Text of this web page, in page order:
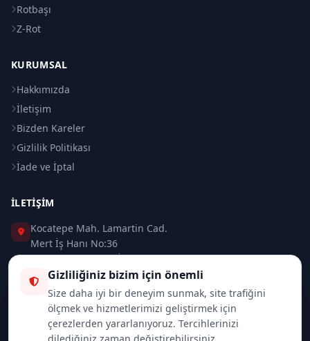
Rotbaşı
Z-Rot
KURUMSAL
Hakkımızda
İletişim
Bizden Kareler
Gizlilik Politikası
İade ve İptal
İLETIŞIM
Kocatepe Mah. Lamartin Cad.
Mert İş Hanı No:36
Taksim / Beyoğlu / İSTANBUL
0 (212) 235 37 83
0 (532) 418 08 46
Gizliliğiniz bizim için önemli
Size daha iyi bir deneyim sunmak, site trafiğini
ölçmek ve hizmetlerimizi geliştirmek için
çerezlerden yararlanıyoruz. Tercihlerinizi